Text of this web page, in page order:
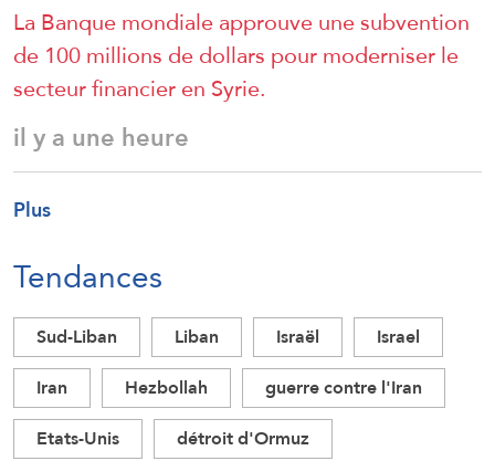
La Banque mondiale approuve une subvention
de 100 millions de dollars pour moderniser le
secteur financier en Syrie.
il y a une heure
Plus
Tendances
Sud-Liban Liban Israël
Israel
Iran
Hezbollah
guerre contre l'Iran
Etats-Unis
détroit d'Ormuz